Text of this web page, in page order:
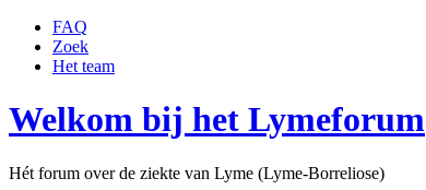
FAQ
Zoek
Het team
Welkom bij het Lymeforum
Hét forum over de ziekte van Lyme (Lyme-Borreliose)